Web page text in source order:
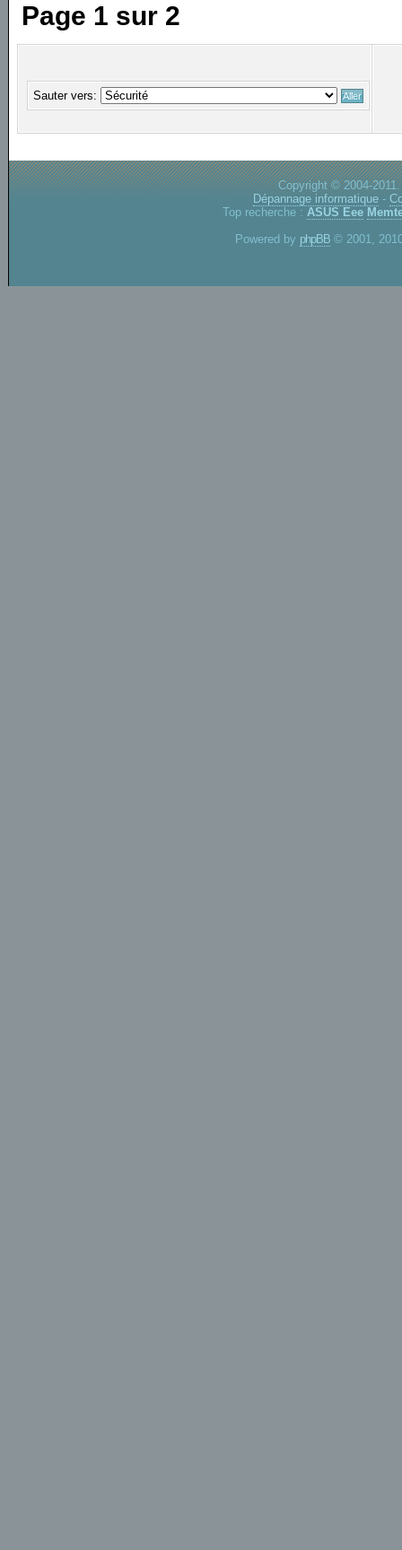
Page 1 sur 2
Sauter vers:
Copyright © 2004-
Dépannage informatique -
Top recherche : ASUS Eee
Powered by phpBB © 2001,